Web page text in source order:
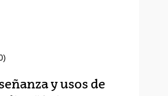
y usos de